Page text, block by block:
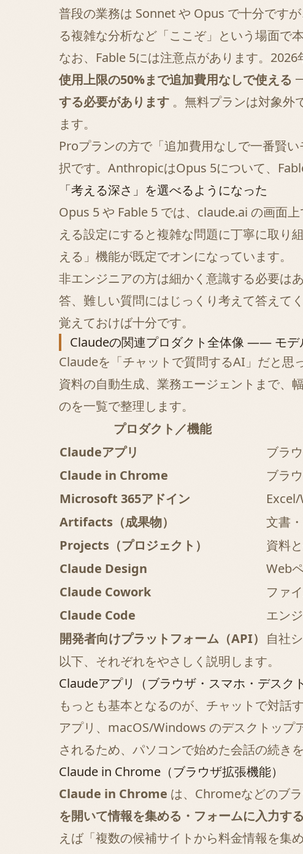
普段の業務は Sonnet や Opus で十分です
る複雑な分析など「ここぞ」という場面で
なお、Fable 5には注意点があります。2026
使用上限の50%まで追加費用なしで使える
する必要があります 。無料プランは対象外
ます。
Proプランの方で「追加費用なしで一番賢
択です。AnthropicはOpus 5について、
「考える深さ」を選べるようになった
Opus 5 や Fable 5 では、claude.ai の画面
える設定にすると複雑な問題に丁寧に取り
える」機能が既定でオンになっています。
非エンジニアの方は細かく意識する必要は
答、難しい質問にはじっくり考えて答えて
覚えておけば十分です。
Claudeの関連プロダクト全体像 ―― モデ
Claudeを「チャットで質問するAI」だと思
資料の自動生成、業務エージェントまで、
のを一覧で整理します。
プロダクト／機能
Claudeアプリ
ブラ
Claude in Chrome
ブラ
Microsoft 365アドイン
Artifacts（成果物）
文書
Projects（プロジェクト）
資料
Claude Design
Web
Claude Cowork
ファ
Claude Code
エン
開発者向けプラットフォーム（API） 自社
以下、それぞれをやさしく説明します。
Claudeアプリ（ブラウザ・スマホ・デスク
もっとも基本となるのが、チャットで対話
アプリ、macOS/Windows のデスクトップ
されるため、パソコンで始めた会話の続き
Claude in Chrome（ブラウザ拡張機能）
Claude in Chrome は、Chromeなどのブ
を開いて情報を集める・フォームに入力す
えば「複数の候補サイトから料金情報を集